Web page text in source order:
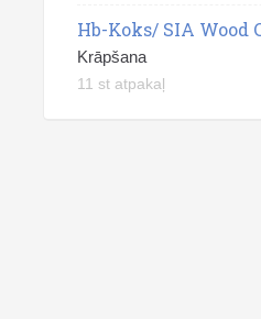
Hb-Koks/ SIA Wood
Krāpšana
11 st atpakaļ